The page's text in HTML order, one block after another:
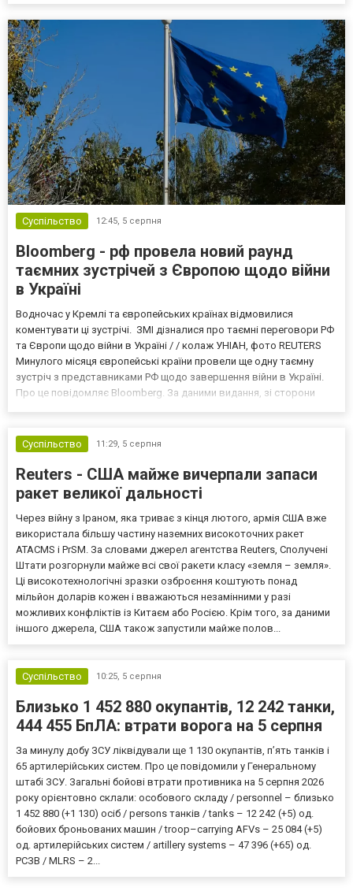
Суспільство 12:45, 5 серпня
Bloomberg - рф провела новий раунд
таємних зустрічей з Європою щодо війни
в Україні
Водночас у Кремлі та європейських країнах відмовилися
коментувати ці зустрічі. ЗМІ дізналися про таємні переговори РФ
та Європи щодо війни в Україні / / колаж УНІАН, фото REUTERS
Минулого місяця європейські країни провели ще одну таємну
зустріч з представниками РФ щодо завершення війни в Україні.
Про це повідомляє Bloomberg. За даними видання, зі сторони
Суспільство
11:29, 5 серпня
Reuters - США майже вичерпали запаси
ракет великої дальності
Через війну з Іраном, яка триває з кінця лютого, армія США вже
використала більшу частину наземних високоточних ракет
ATACMS і PrSM. За словами джерел агентства Reuters, Сполучені
Штати розгорнули майже всі свої ракети класу «земля – земля».
Ці високотехнологічні зразки озброєння коштують понад
мільйон доларів кожен і вважаються незамінними у разі
можливих конфліктів із Китаєм або Росією. Крім того, за даними
іншого джерела, США також запустили майже полов...
Суспільство 10:25, 5 серпня
Близько 1 452 880 окупантів, 12 242 танки,
444 455 БпЛА: втрати ворога на 5 серпня
За минулу добу ЗСУ ліквідували ще 1 130 окупантів, пʼять танків і
65 артилерійських систем. Про це повідомили у Генеральному
штабі ЗСУ. Загальні бойові втрати противника на 5 серпня 2026
року орієнтовно склали: особового складу / personnel – близько
1 452 880 (+1 130) осіб / persons танків / tanks – 12 242 (+5) од.
бойових броньованих машин / troop–carrying AFVs – 25 084 (+5)
од. артилерійських систем / artillery systems – 47 396 (+65) од.
РСЗВ / MLRS – 2...